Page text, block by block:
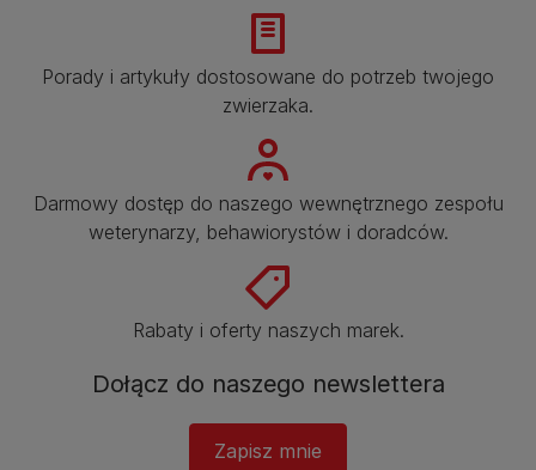
Porady i artykuły dostosowane do potrzeb twojego
zwierzaka.​
Darmowy dostęp do naszego wewnętrznego zespołu
weterynarzy, behawiorystów i doradców.​
Rabaty i oferty naszych marek.​
Dołącz do naszego newslettera
Zapisz mnie